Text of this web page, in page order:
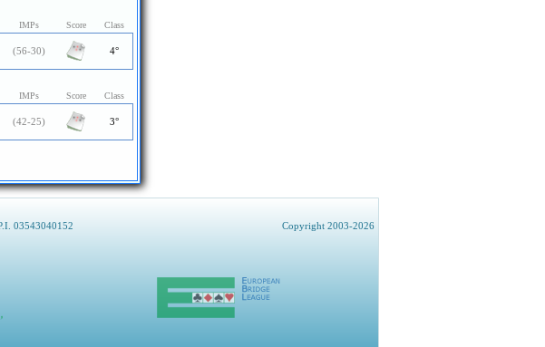
IMPs Score Class
(56-30) 4°
IMPs Score Class
(42-25) 3°
03543040152 Copyright 2003-2026